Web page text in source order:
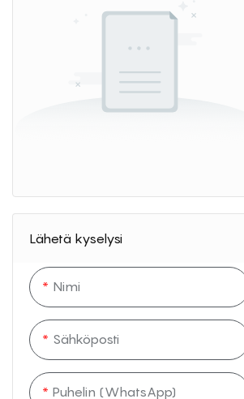
Lähetä kyselysi
Nimi
Sähköposti
Puhelin (WhatsApp)